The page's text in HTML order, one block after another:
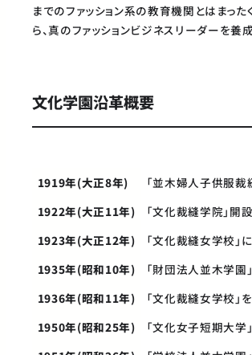
までのファッション系の教育機関とはまった
ら、真のファッションビジネスリーダーを養成
文化学園沿革概要
1919年(大正8年)
「並木婦人子供服裁
1922年(大正11年)
「文化裁縫学院」開設
1923年(大正12年)
「文化裁縫女学校」
1935年(昭和10年)
「財団法人並木学園
1936年(昭和11年)
「文化裁縫女学校」
1950年(昭和25年)
「文化女子短期大学